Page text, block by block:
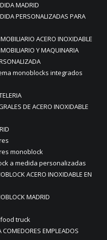
MADRID
PERSONALIZADAS PARA
ACERO INOXIDABLE
Y MAQUINARIA
monoblocks integrados
DE ACERO INOXIDABLE
monoblock
a medida personalizadas
ACERO INOXIDABLE EN
MADRID
truck
COMEDORES EMPLEADOS